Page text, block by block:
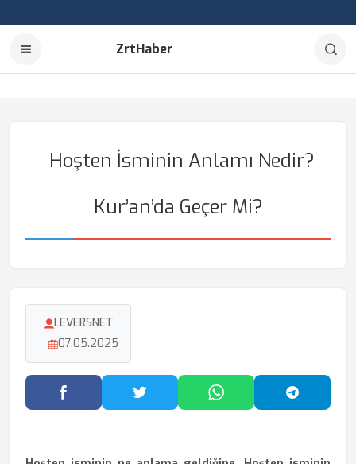
ZrtHaber
Hoşten İsminin Anlamı Nedir?
Kur’an’da Geçer Mi?
LEVERSNET
07.05.2025
Facebook'ta PaylaşTwitter'da PaylaşWhatsApp'ta Paylaş